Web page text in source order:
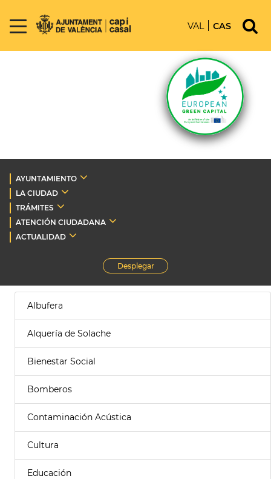
VAL CAS
AYUNTAMIENTO
LA CIUDAD
TRÁMITES
ATENCIÓN CIUDADANA
ACTUALIDAD
Desplegar
Albufera
Alquería de Solache
Bienestar Social
Bomberos
Contaminación Acústica
Cultura
Educación